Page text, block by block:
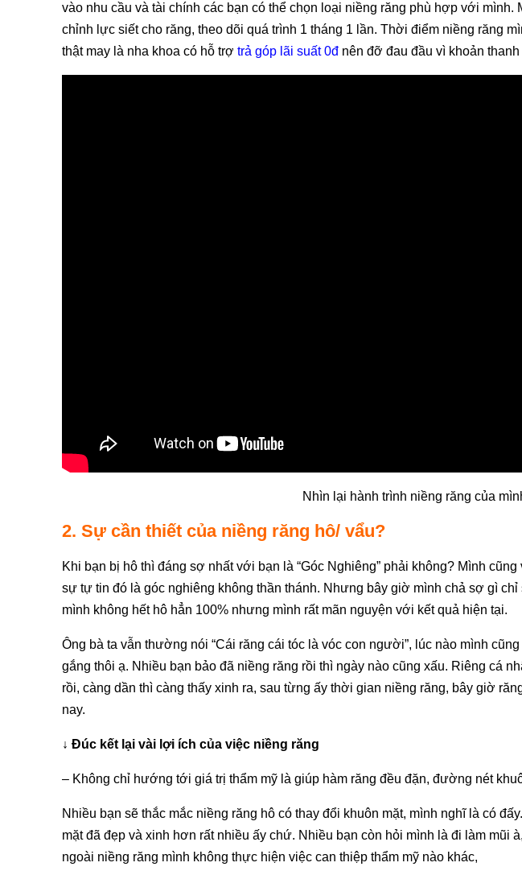
vào nhu cầu và tài chính các bạn có thể chọn loại niềng răng phù hợp với mình.
chỉnh lực siết cho răng, theo dõi quá trình 1 tháng 1 lần. Thời điểm niềng răng
thật may là nha khoa có hỗ trợ trả góp lãi suất 0đ nên đỡ đau đầu vì khoản
Nhìn lại hành trình niềng răng của
2. Sự cần thiết của niềng răng hô/ vẩu?
Khi bạn bị hô thì đáng sợ nhất với bạn là “Góc Nghiêng” phải không? Mình cũng
sự tự tin đó là góc nghiêng không thần thánh. Nhưng bây giờ mình chả sợ gì chỉ
mình không hết hô hẳn 100% nhưng mình rất mãn nguyện với kết quả hiện tại.
Ông bà ta vẫn thường nói “Cái răng cái tóc là vóc con người”, lúc nào mình
gắng thôi ạ. Nhiều bạn bảo đã niềng răng rồi thì ngày nào cũng xấu. Riêng cá
rồi, càng dần thì càng thấy xinh ra, sau từng ấy thời gian niềng răng, bây giờ
nay.
↓ Đúc kết lại vài lợi ích của việc niềng răng
– Không chỉ hướng tới giá trị thẩm mỹ là giúp hàm răng đều đặn, đường nét
Nhiều bạn sẽ thắc mắc niềng răng hô có thay đổi khuôn mặt, mình nghĩ là có
mặt đã đẹp và xinh hơn rất nhiều ấy chứ. Nhiều bạn còn hỏi mình là đi làm mũi
ngoài niềng răng mình không thực hiện việc can thiệp thẩm mỹ nào khác,